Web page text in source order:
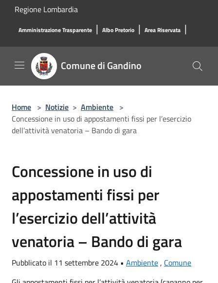
Salta al contenuto principale
Regione Lombardia
Amministrazione Trasparente | Albo Pretorio | Area Riservata |
Comune di Gandino
Home > Notizie > Ambiente >
Concessione in uso di appostamenti fissi per l’esercizio
dell’attività venatoria – Bando di gara
Concessione in uso di
appostamenti fissi per
l’esercizio dell’attività
venatoria – Bando di gara
Pubblicato il 11 settembre 2024 • Ambiente, Comune